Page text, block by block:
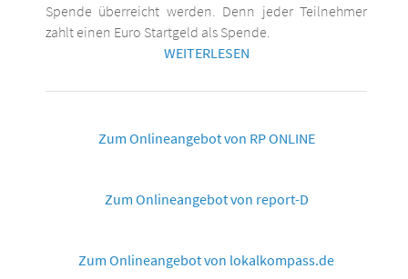
Spende überreicht werden. Denn jeder Teilnehmer
zahlt einen Euro Startgeld als Spende.
WEITERLESEN
Zum Onlineangebot von RP ONLINE
Zum Onlineangebot von report-D
Zum Onlineangebot von lokalkompass.de